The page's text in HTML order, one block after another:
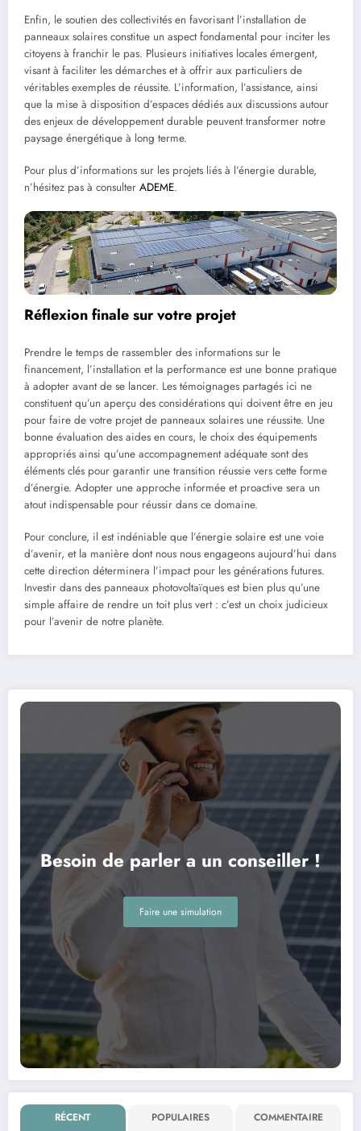
Enfin, le soutien des collectivités en favorisant l’installation de
panneaux solaires constitue un aspect fondamental pour inciter les
citoyens à franchir le pas. Plusieurs initiatives locales émergent,
visant à faciliter les démarches et à offrir aux particuliers de
véritables exemples de réussite. L’information, l’assistance, ainsi
que la mise à disposition d’espaces dédiés aux discussions autour
des enjeux de développement durable peuvent transformer notre
paysage énergétique à long terme.
Pour plus d’informations sur les projets liés à l’énergie durable,
n’hésitez pas à consulter ADEME.
Réflexion finale sur votre projet
Prendre le temps de rassembler des informations sur le
financement, l’installation et la performance est une bonne pratique
à adopter avant de se lancer. Les témoignages partagés ici ne
constituent qu’un aperçu des considérations qui doivent être en jeu
pour faire de votre projet de panneaux solaires une réussite. Une
bonne évaluation des aides en cours, le choix des équipements
appropriés ainsi qu’une accompagnement adéquate sont des
éléments clés pour garantir une transition réussie vers cette forme
d’énergie. Adopter une approche informée et proactive sera un
atout indispensable pour réussir dans ce domaine.
Pour conclure, il est indéniable que l’énergie solaire est une voie
d’avenir, et la manière dont nous nous engageons aujourd’hui dans
cette direction déterminera l’impact pour les générations futures.
Investir dans des panneaux photovoltaïques est bien plus qu’une
simple affaire de rendre un toit plus vert : c’est un choix judicieux
pour l’avenir de notre planète.
Besoin de parler a un conseiller !
Faire une simulation
RÉCENT POPULAIRES COMMENTAIRE